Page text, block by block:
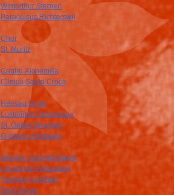
Winterthur Sternen
Paracelsus Richterswil
Chur
St. Moritz
Centro Alchemilla
Clinica Santa Croce
Herisau Eiche
Lustmühle Paracelsus
St. Gallen Bruggen
Goldach Apotheke
Génève Schmidt-Nagel
Lausanne Populaires
Yverdon Centrale
Genf Noyer